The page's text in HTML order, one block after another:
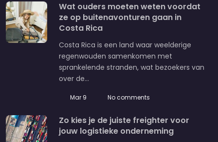
Wat ouders moeten weten voordat
ze op buitenavonturen gaan in
Costa Rica
Costa Rica is een land waar weelderige
regenwouden samenkomen met
sprankelende stranden, wat bezoekers van
over de…
Mar 9 No comments
Zo kies je de juiste freighter voor
jouw logistieke onderneming